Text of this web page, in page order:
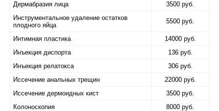
Дермабразия лица
3500 руб.
Инструментальное удаление остатков
плодного яйца
5500 руб.
Интимная пластика
14000 руб.
Инъекция диспорта
136 руб.
Инъекция релатокса
306 руб.
Иссечение анальных трещин
22000 руб.
Иссечение дермоидных кист
3500 руб.
Колоноскопия
8000 руб.